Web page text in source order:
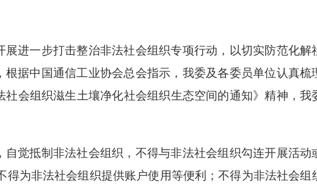
一步打击整治非法社会组织专项行动，以切实防范化解
据中国通信工业协会总会指示，我委及各委员单位认真梳
会组织滋生土壤净化社会组织生态空间的通知》精神，我
抵制非法社会组织，不得与非法社会组织勾连开展活动
为非法社会组织提供账户使用等便利；不得为非法社会组